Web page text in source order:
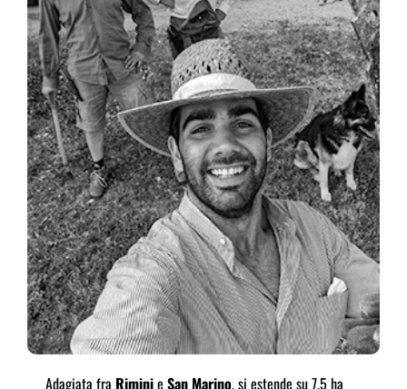
Adagiata fra Riminie San Marino, si estende su 7,5 ha